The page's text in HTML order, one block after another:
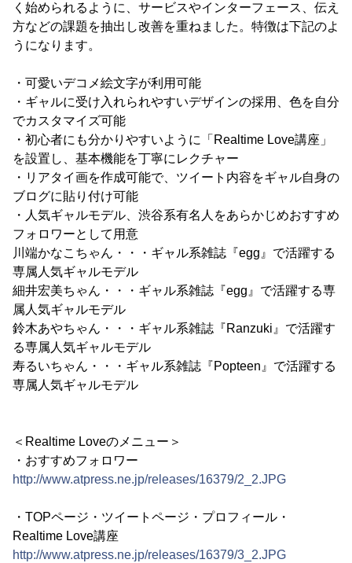
く始められるように、サービスやインターフェース、伝え
方などの課題を抽出し改善を重ねました。特徴は下記のよ
うになります。
・可愛いデコメ絵文字が利用可能
・ギャルに受け入れられやすいデザインの採用、色を自分
でカスタマイズ可能
・初心者にも分かりやすいように「Realtime Love講座」
を設置し、基本機能を丁寧にレクチャー
・リアタイ画を作成可能で、ツイート内容をギャル自身の
ブログに貼り付け可能
・人気ギャルモデル、渋谷系有名人をあらかじめおすすめ
フォロワーとして用意
川端かなこちゃん・・・ギャル系雑誌『egg』で活躍する
専属人気ギャルモデル
細井宏美ちゃん・・・ギャル系雑誌『egg』で活躍する専
属人気ギャルモデル
鈴木あやちゃん・・・ギャル系雑誌『Ranzuki』で活躍す
る専属人気ギャルモデル
寿るいちゃん・・・ギャル系雑誌『Popteen』で活躍する
専属人気ギャルモデル
＜Realtime Loveのメニュー＞
・おすすめフォロワー
http://www.atpress.ne.jp/releases/16379/2_2.JPG
・TOPページ・ツイートページ・プロフィール・
Realtime Love講座
http://www.atpress.ne.jp/releases/16379/3_2.JPG